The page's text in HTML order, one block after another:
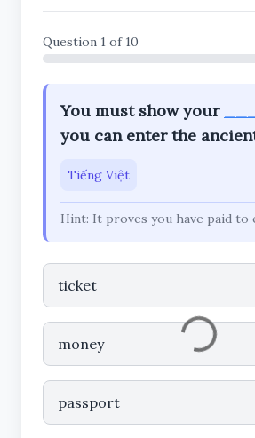
Question 1 of 10
You must show your
you can enter the
Tiếng Việt
Hint: It proves you have paid to
ticket
money
passport